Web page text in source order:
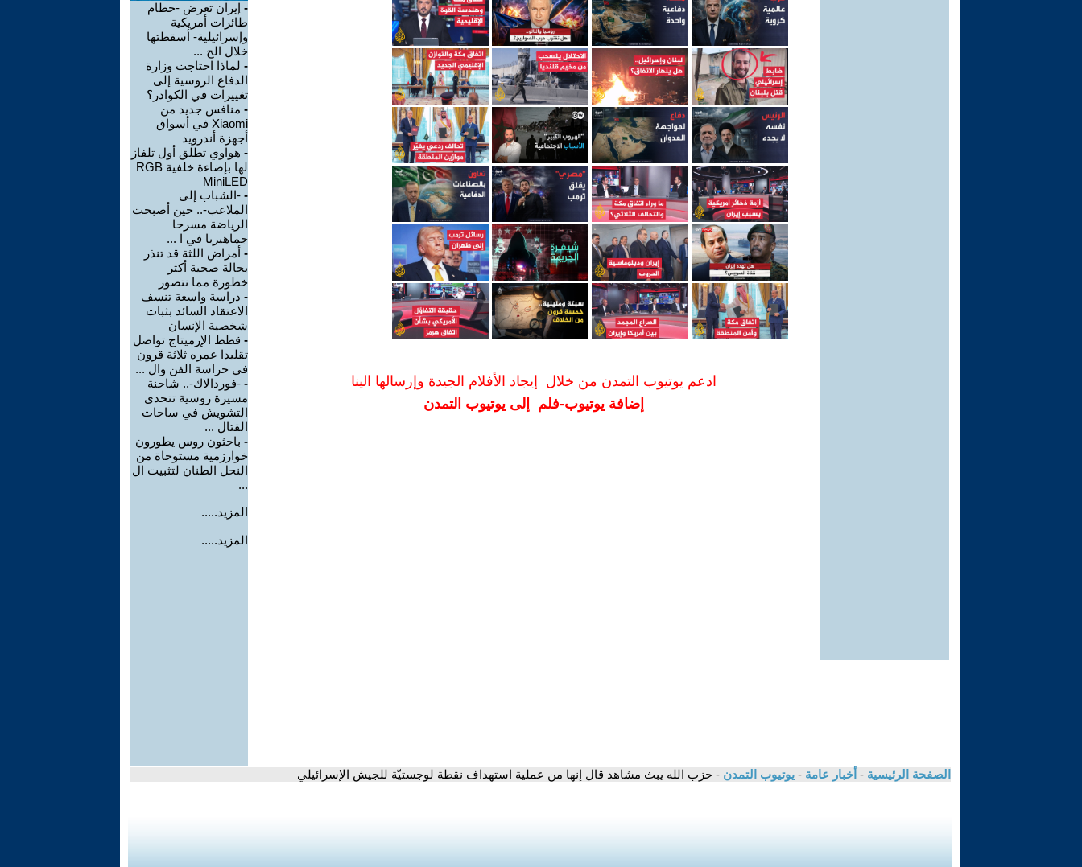
ادعم يوتيوب التمدن من خلال إيجاد الأفلام الجيدة وإرسالها الينا
إضافة يوتيوب-فلم إلى يوتيوب التمدن
- إيران تعرض -حطام
طائرات أمريكية
وإسرائيلية- أسقطتها
خلال الح ...
- لماذا احتاجت وزارة
الدفاع الروسية إلى
تغييرات في الكوادر؟
- منافس جديد من
Xiaomi في أسواق
أجهزة أندرويد
- هواوي تطلق أول تلفاز
لها بإضاءة خلفية RGB
MiniLED
- -الشباب إلى
الملاعب-.. حين أصبحت
الرياضة مسرحا
جماهيريا في ا ...
- أمراض اللثة قد تنذر
بحالة صحية أكثر
خطورة مما نتصور
- دراسة واسعة تنسف
الاعتقاد السائد بثبات
شخصية الإنسان
- قطط الإرميتاج تواصل
تقليدا عمره ثلاثة قرون
في حراسة الفن وال ...
- -فوردالاك-.. شاحنة
مسيرة روسية تتحدى
التشويش في ساحات
القتال ...
- باحثون روس يطورون
خوارزمية مستوحاة من
النحل الطنان لتثبيت ال
...
المزيد.....
المزيد.....
الصفحة الرئيسية - أخبار عامة - يوتيوب التمدن - حزب الله يبث مشاهد قال إنها من عملية استهداف نقطة لوجستيّة للجيش الإسرائيلي